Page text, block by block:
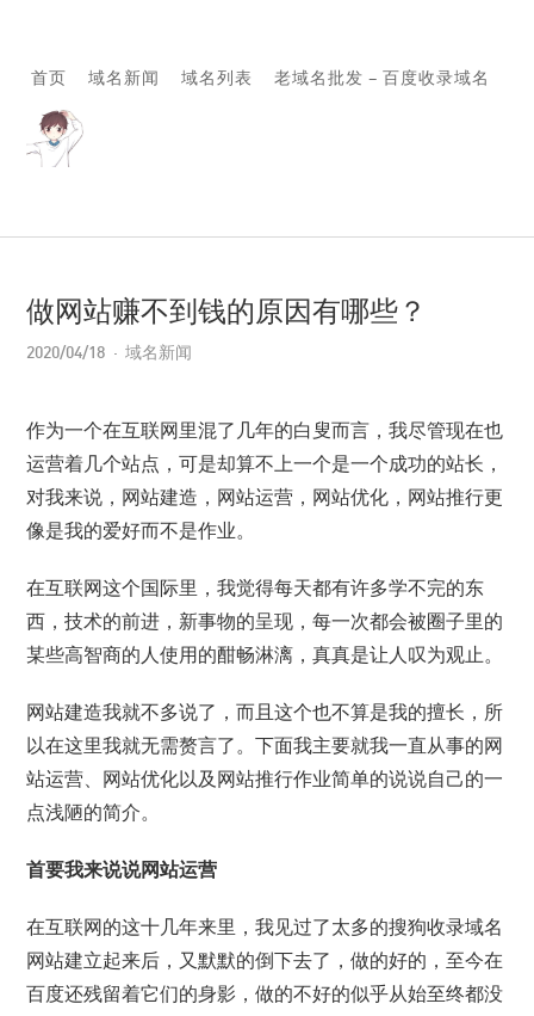
首页 域名新闻 域名列表 老域名批发 – 百度收录域名
做网站赚不到钱的原因有哪些？
2020/04/18 域名新闻
作为一个在互联网里混了几年的白叟而言，我尽管现在也
运营着几个站点，可是却算不上一个是一个成功的站长，
对我来说，网站建造，网站运营，网站优化，网站推行更
像是我的爱好而不是作业。
在互联网这个国际里，我觉得每天都有许多学不完的东
西，技术的前进，新事物的呈现，每一次都会被圈子里的
某些高智商的人使用的酣畅淋漓，真真是让人叹为观止。
网站建造我就不多说了，而且这个也不算是我的擅长，所
以在这里我就无需赘言了。下面我主要就我一直从事的网
站运营、网站优化以及网站推行作业简单的说说自己的一
点浅陋的简介。
首要我来说说网站运营
在互联网的这十几年来里，我见过了太多的搜狗收录域名
网站建立起来后，又默默的倒下去了，做的好的，至今在
百度还残留着它们的身影，做的不好的似乎从始至终都没